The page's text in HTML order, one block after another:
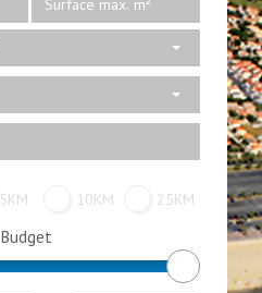
5KM 10KM 25KM
Budget